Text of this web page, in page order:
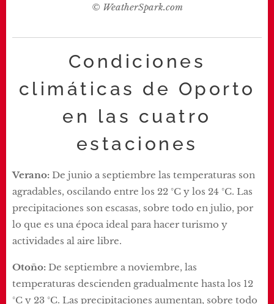
© WeatherSpark.com
Condiciones
climáticas de Oporto
en las cuatro
estaciones
Verano: De junio a septiembre las temperaturas son
agradables, oscilando entre los 22 °C y los 24 °C. Las
precipitaciones son escasas, sobre todo en julio, por
lo que es una época ideal para hacer turismo y
actividades al aire libre.
Otoño: De septiembre a noviembre, las
temperaturas descienden gradualmente hasta los 12
°C y 23 °C. Las precipitaciones aumentan, sobre todo